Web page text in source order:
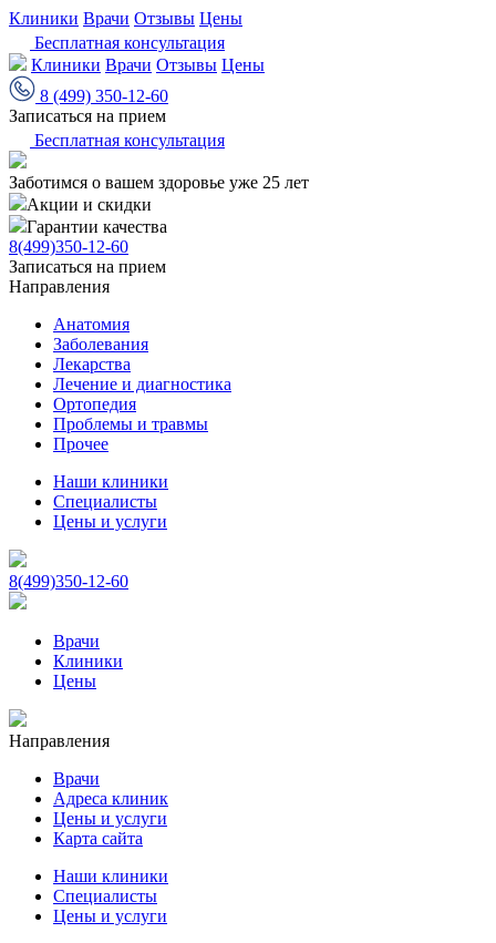
Клиники Врачи Отзывы Цены
Бесплатная консультация
Клиники Врачи Отзывы Цены
8 (499) 350-12-60
Записаться на прием
Бесплатная консультация
Заботимся о вашем здоровье уже 25 лет
Акции и скидки
Гарантии качества
8(499)350-12-60
Записаться на прием
Направления
Анатомия
Заболевания
Лекарства
Лечение и диагностика
Ортопедия
Проблемы и травмы
Прочее
Наши клиники
Специалисты
Цены и услуги
8(499)350-12-60
Врачи
Клиники
Цены
Направления
Врачи
Адреса клиник
Цены и услуги
Карта сайта
Наши клиники
Специалисты
Цены и услуги